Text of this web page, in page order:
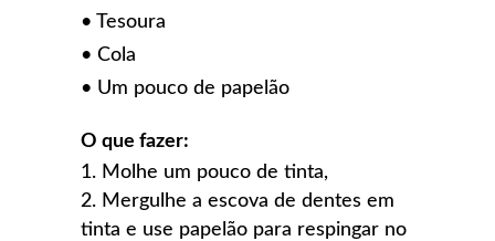
• Tesoura
• Cola
• Um pouco de papelão
O que fazer:
Molhe um pouco de tinta,
Mergulhe a escova de dentes em
tinta e use papelão para respingar no